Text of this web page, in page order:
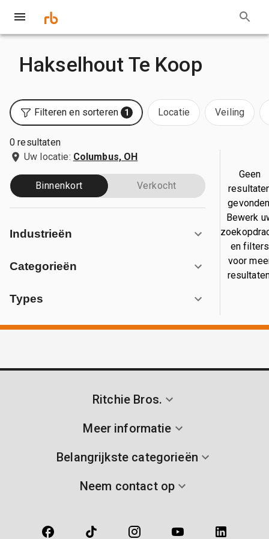
Hakselhout Te Koop
Filteren en sorteren 1 Locatie Veiling
0 resultaten
Uw locatie: Columbus, OH
Binnenkort Verkocht
Industrieën
Categorieën
Types
Geen
Bewerk
en filters
voor
Ritchie Bros.
Meer informatie
Belangrijkste categorieën
Neem contact op